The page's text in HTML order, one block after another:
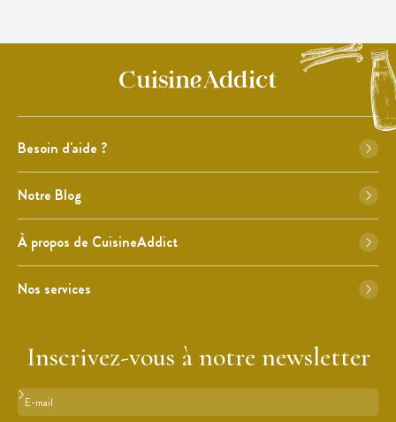
Besoin d'aide ?
Notre Blog
À propos de CuisineAddict
Nos services
Inscrivez-vous à notre newsletter
Format : adresse@email.com